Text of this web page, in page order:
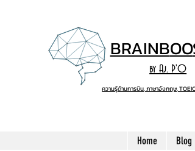
BRAINBOO
by Aj. P'O
ความรู้ด้านการบิน, ภาษาอังกฤษ,
Home Blog